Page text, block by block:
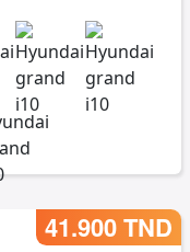
41.900 TND